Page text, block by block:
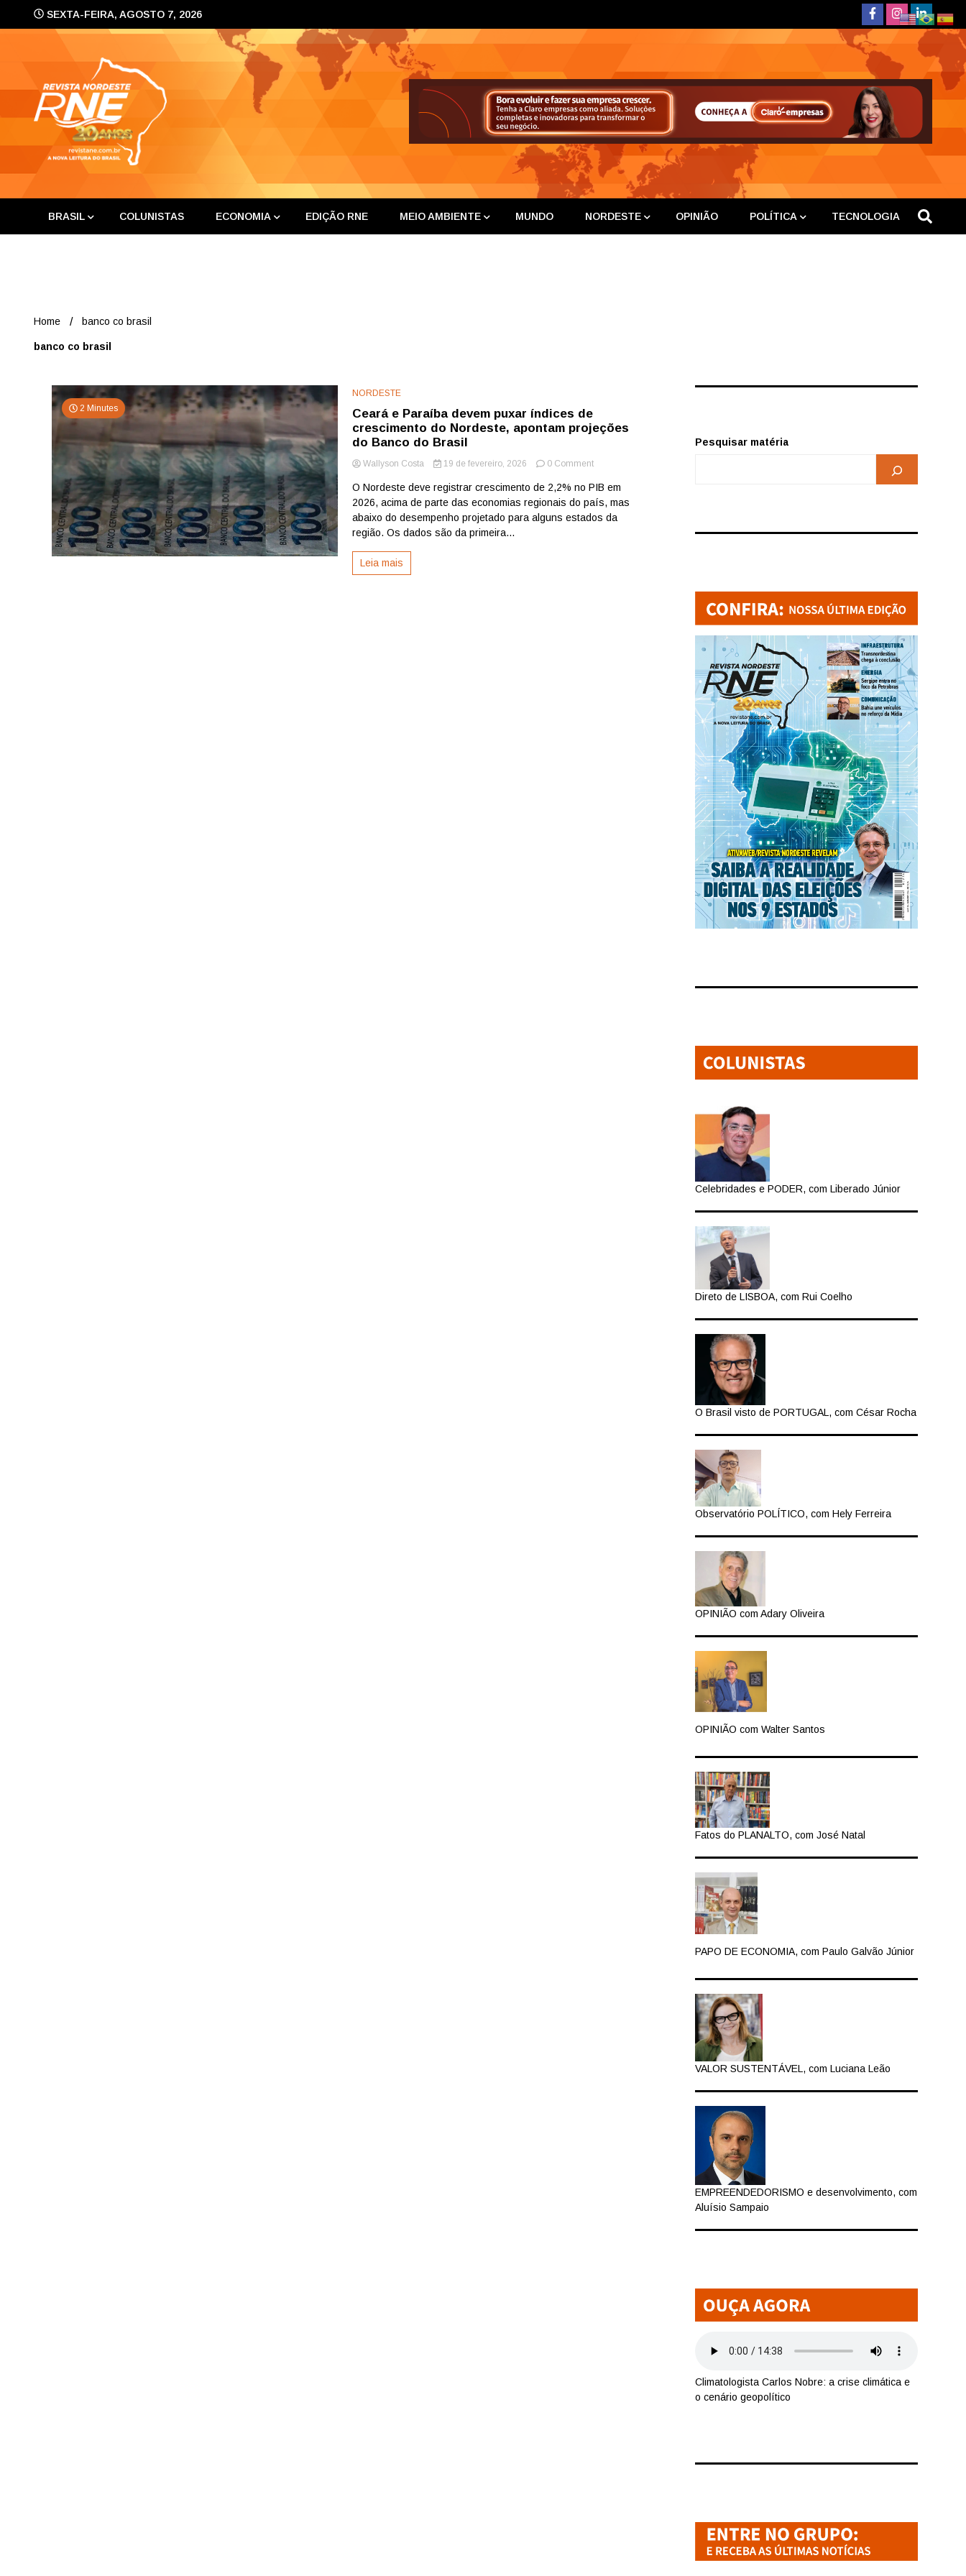
SEXTA-FEIRA, AGOSTO 7, 2026
Revista Nordeste
A nova leitura do Brasil
BRASIL COLUNISTAS ECONOMIA EDIÇÃO RNE MEIO AMBIENTE MUNDO NORDESTE OPINIÃO POLÍTICA TECNOLOGIA
Home banco co brasil
banco co brasil
2 Minutes
NORDESTE
Ceará e Paraíba devem puxar índices de
crescimento do Nordeste, apontam projeções
do Banco do Brasil
Wallyson Costa 19 de fevereiro, 2026 0 Commenton
e
Paraíba
devem
O Nordeste deve registrar crescimento de 2,2% no PIB em
2026, acima de parte das economias regionais do país, mas
abaixo do desempenho projetado para alguns estados da
região. Os dados são da primeira...
Leia mais
Pesquisar matéria
Celebridades e PODER, com Liberado Júnior
Direto de LISBOA, com Rui Coelho
O Brasil visto de PORTUGAL, com César Rocha
Observatório POLÍTICO, com Hely Ferreira
OPINIÃO com Adary Oliveira
OPINIÃO com Walter Santos
Fatos do PLANALTO, com José Natal
PAPO DE ECONOMIA, com Paulo Galvão Júnior
VALOR SUSTENTÁVEL, com Luciana Leão
EMPREENDEDORISMO e desenvolvimento, com
Aluísio Sampaio
Climatologista Carlos Nobre: a crise climática e
o cenário geopolítico